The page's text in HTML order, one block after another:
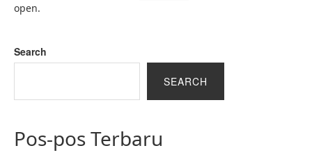
open.
Search
SEARCH
Pos-pos Terbaru